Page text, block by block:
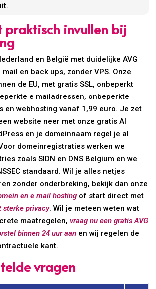
praktisch invullen bij
en België met duidelijke AVG
en back ups, zonder VPS. Onze
de EU, met gratis SSL, onbeperkt
e mailadressen, onbeperkte
en webhosting vanaf 1,99 euro. Je zet
website neer met onze gratis AI
en je domeinnaam regel je al
domeinregistraties werken we
zoals SIDN en DNS Belgium en we
standaard. Wil je alles netjes
zonder onderbreking, bekijk dan onze
en e mail hosting of start direct met
sterke privacy. Wil je meteen weten wat
maatregelen,vraag nu een gratis AVG
binnen 24 uur aan en wij regelen de
kant.
vragen